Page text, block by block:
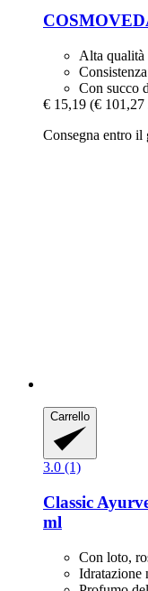
Alta qualità
Con succo
€ 15,19 (€
Consegna entro il
Carrello
3.0 (1)
Classic
ml
Con loto,
Idratazione